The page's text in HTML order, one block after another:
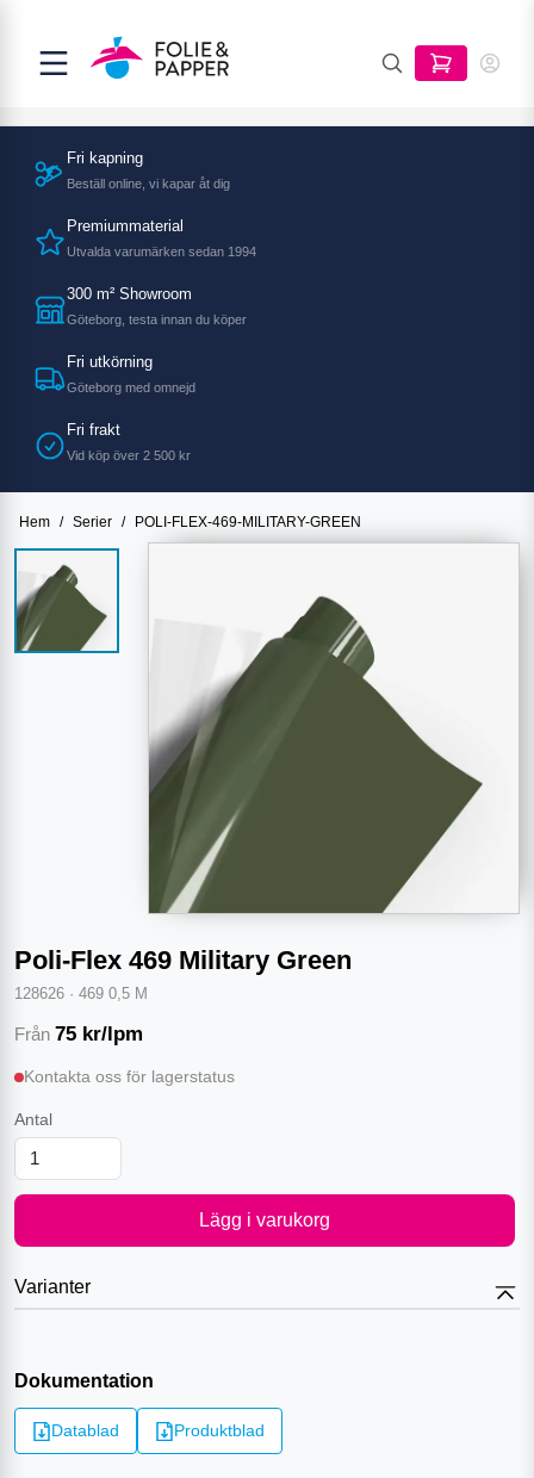
Fri kapning
Beställ online, vi kapar åt dig
Premiummaterial
Utvalda varumärken sedan 1994
300 m² Showroom
Göteborg, testa innan du köper
Fri utkörning
Göteborg med omnejd
Fri frakt
Vid köp över 2 500 kr
Hem / Serier / POLI-FLEX-469-MILITARY-GREEN
Poli-Flex 469 Military Green
128626 · 469 0,5 M
Från 75 kr/lpm
Kontakta oss för lagerstatus
Antal
Lägg i varukorg
Varianter
Dokumentation
Datablad Produktblad